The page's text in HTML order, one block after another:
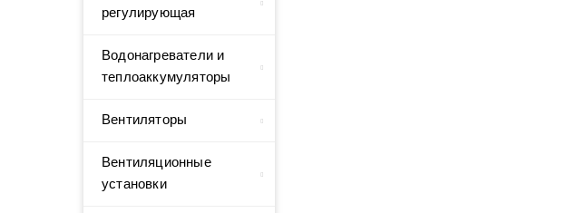
регулирующая
Водонагреватели и
теплоаккумуляторы
Вентиляторы
Вентиляционные
установки